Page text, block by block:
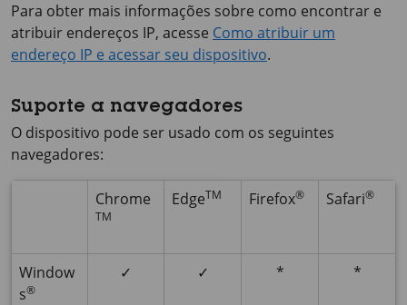
Para obter mais informações sobre como encontrar e
atribuir endereços IP, acesse Como atribuir um
endereço IP e acessar seu dispositivo.
Suporte a navegadores
O dispositivo pode ser usado com os seguintes
navegadores:
Chrome
TM
EdgeTM Firefox® Safari®
Window
s®
✓ ✓ * *